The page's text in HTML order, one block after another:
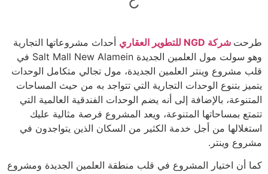
طرحت شركة NGD للتطوير العقاري
أحداث مشروعاتها التجارية
وهو سولت مول العلمين الجديدة Salt Mall New Alamein في
قلب مشروع وينتر العلمين الجديدة، مول تجالي متكامل الوحدات
يتميز بتنوع الوحدات التجارية التي تتواجد به من حيث المساحات
المتنوعة، بالإضافة إلى أنه يضم الوحدات الفندقية العالمية التي
تتمتع بمساحاتها المتنوعة، ويعد المشروع فرصة مثالية عليك
استغلالها من أجل خدمة الكثير من السكان الذين يتواجدون في
مشروع وينتر.
كما أن اختيار المشروع في قلب منطقة العلمين الجديدة ومشروع